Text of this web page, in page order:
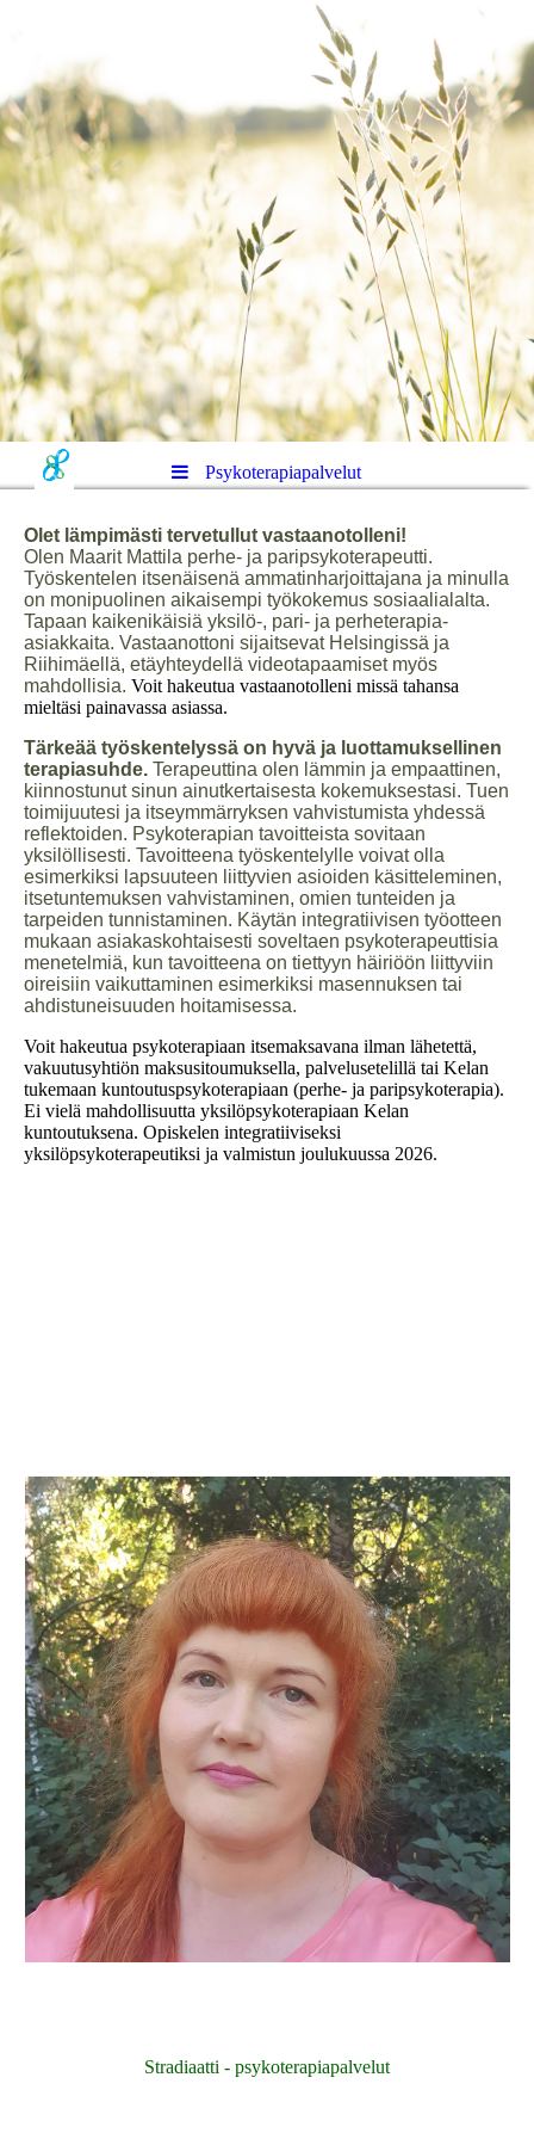
Psykoterapiapalvelut
Olet lämpimästi tervetullut vastaanotolleni!
Olen Maarit Mattila perhe- ja paripsykoterapeutti.
Työskentelen itsenäisenä ammatinharjoittajana ja minulla
on monipuolinen aikaisempi työkokemus sosiaalialalta.
Tapaan kaikenikäisiä yksilö-, pari- ja perheterapia-
asiakkaita. Vastaanottoni sijaitsevat Helsingissä ja
Riihimäellä, etäyhteydellä videotapaamiset myös
mahdollisia. Voit hakeutua vastaanotolleni missä tahansa
mieltäsi painavassa asiassa.
Tärkeää työskentelyssä on hyvä ja luottamuksellinen
terapiasuhde. Terapeuttina olen lämmin ja empaattinen,
kiinnostunut sinun ainutkertaisesta kokemuksestasi. Tuen
toimijuutesi ja itseymmärryksen vahvistumista yhdessä
reflektoiden. Psykoterapian tavoitteista sovitaan
yksilöllisesti. Tavoitteena työskentelylle voivat olla
esimerkiksi lapsuuteen liittyvien asioiden käsitteleminen,
itsetuntemuksen vahvistaminen, omien tunteiden ja
tarpeiden tunnistaminen. Käytän integratiivisen työotteen
mukaan asiakaskohtaisesti soveltaen psykoterapeuttisia
menetelmiä, kun tavoitteena on tiettyyn häiriöön liittyviin
oireisiin vaikuttaminen esimerkiksi masennuksen tai
ahdistuneisuuden hoitamisessa.
Voit hakeutua psykoterapiaan itsemaksavana ilman lähetettä,
vakuutusyhtiön maksusitoumuksella, palvelusetelillä tai Kelan
tukemaan kuntoutuspsykoterapiaan (perhe- ja paripsykoterapia).
Ei vielä mahdollisuutta yksilöpsykoterapiaan Kelan
kuntoutuksena. Opiskelen integratiiviseksi
yksilöpsykoterapeutiksi ja valmistun joulukuussa 2026.
Stradiaatti - psykoterapiapalvelut